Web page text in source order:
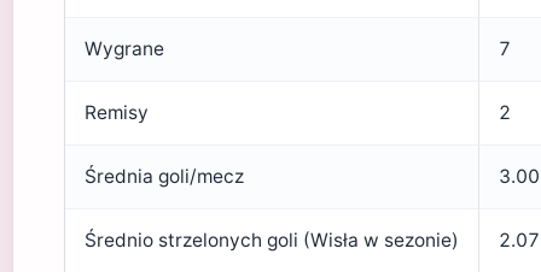
Wygrane 7
Remisy 2
Średnia goli/mecz 3.00
Średnio strzelonych goli (Wisła w sezonie) 2.07